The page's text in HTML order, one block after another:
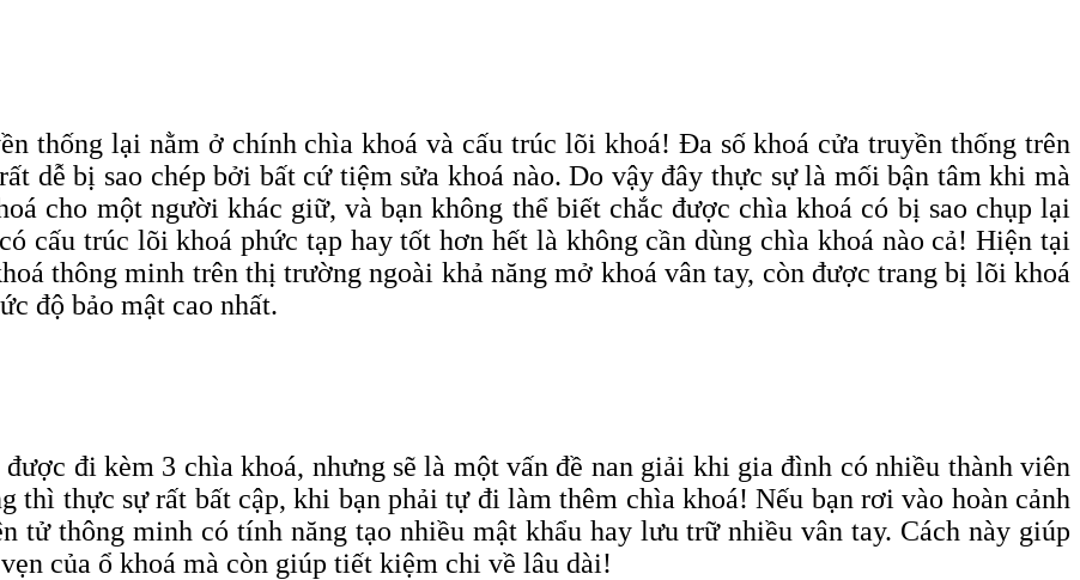
thống lại nằm ở chính chìa khoá và cấu trúc lõi khoá! Đa số khoá cửa truyền thống trên
dễ bị sao chép bởi bất cứ tiệm sửa khoá nào. Do vậy đây thực sự là mối bận tâm khi mà
cho một người khác giữ, và bạn không thể biết chắc được chìa khoá có bị sao chụp lại
cấu trúc lõi khoá phức tạp hay tốt hơn hết là không cần dùng chìa khoá nào cả! Hiện tại
thông minh trên thị trường ngoài khả năng mở khoá vân tay, còn được trang bị lõi khoá
độ bảo mật cao nhất.
đi kèm 3 chìa khoá, nhưng sẽ là một vấn đề nan giải khi gia đình có nhiều thành viên
thì thực sự rất bất cập, khi bạn phải tự đi làm thêm chìa khoá! Nếu bạn rơi vào hoàn cảnh
tử thông minh có tính năng tạo nhiều mật khẩu hay lưu trữ nhiều vân tay. Cách này giúp
của ổ khoá mà còn giúp tiết kiệm chi về lâu dài!